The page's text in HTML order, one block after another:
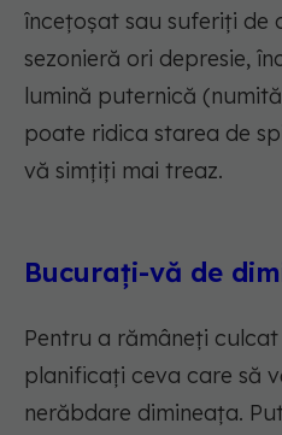
încețoșat sau suferiți de
sezonieră ori depresie,
lumină puternică
poate ridica starea de
vă simțiți mai treaz.
Bucurați-vă de
Pentru a rămâneți
planificați ceva care să
nerăbdare dimineața.